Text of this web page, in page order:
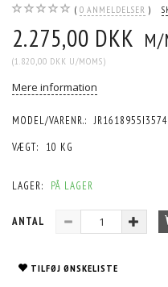
0 ANMELDELSER
2.275,00 DKK M/
(1.820,00 DKK U/MOMS)
Mere information
MODEL/VARENR.:
VÆGT:
10 KG
LAGER: PÅ LAGER
ANTAL
TILFØJ ØNSKELISTE